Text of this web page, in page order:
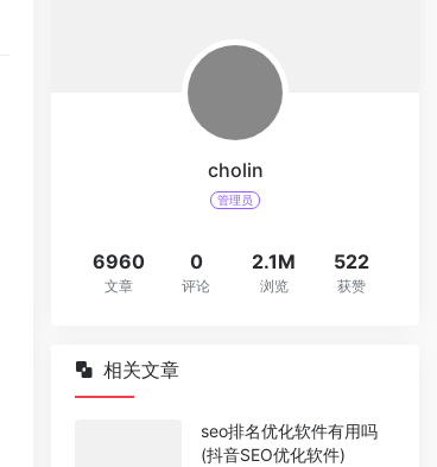
cholin
管理员
6960
文章
0
评论
2.1M
浏览
522
获赞
相关文章
seo排名优化软件有用吗
(抖音SEO优化软件)